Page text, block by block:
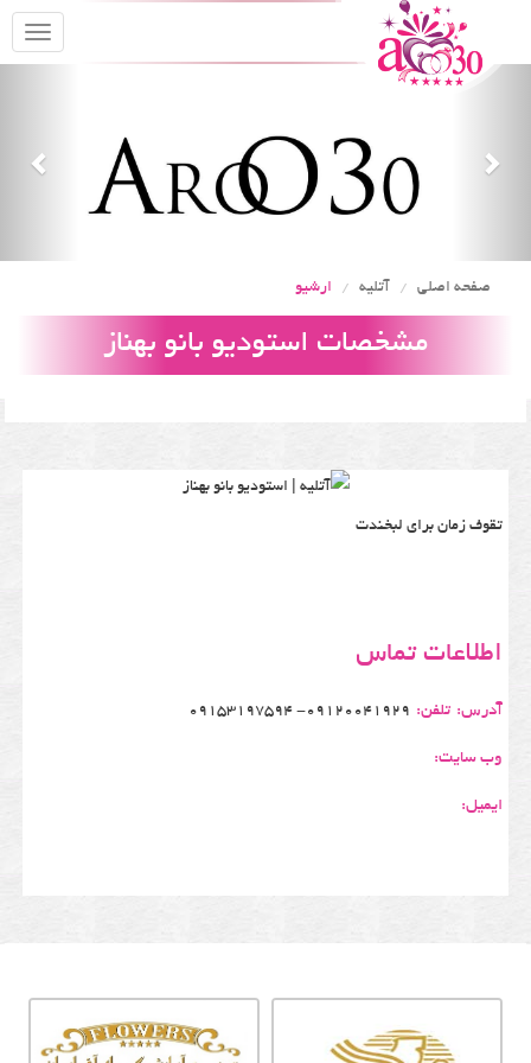
صفحه اصلی آتلیه ارشیو
مشخصات استودیو بانو بهناز
تقوف زمان برای لبخندت
اطلاعات تماس
آدرس: تلفن: 09120041929- 09153197594
وب سایت:
ایمیل: